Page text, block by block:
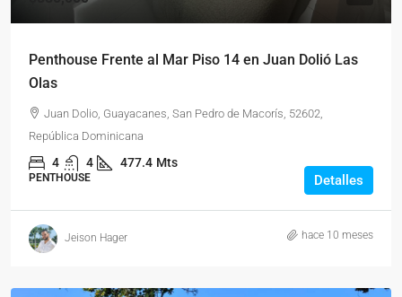
Penthouse Frente al Mar Piso 14 en Juan Dolió Las
Olas
Juan Dolio, Guayacanes, San Pedro de Macorís, 52602,
República Dominicana
4 4 477.4 Mts
PENTHOUSE Detalles
Jeison Hager hace 10 meses